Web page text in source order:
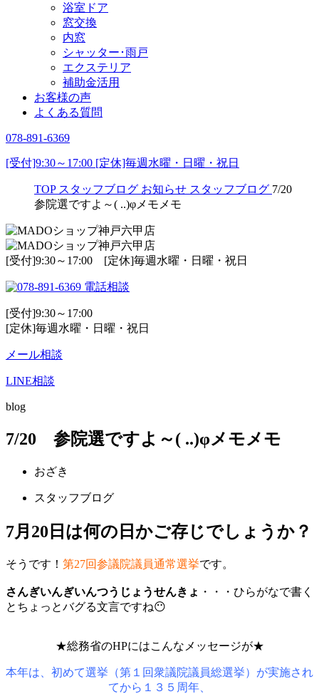
浴室ドア
窓交換
内窓
シャッター･雨戸
エクステリア
補助金活用
お客様の声
よくある質問
078-891-6369
[受付]9:30～17:00 [定休]毎週水曜・日曜・祝日
TOP スタッフブログ お知らせ スタッフブログ 7/20
参院選ですよ～( ..)φメモメモ
[受付]9:30～17:00 [定休]毎週水曜・日曜・祝日
電話相談
[受付]9:30～17:00
[定休]毎週水曜・日曜・祝日
メール相談
LINE相談
blog
7/20 参院選ですよ～( ..)φメモメモ
おざき
スタッフブログ
7月20日は何の日かご存じでしょうか？
そうです！ 第27回参議院議員通常選挙です。
さんぎいんぎいんつうじょうせんきょ ・・・ひらがなで書く
とちょっとバグる文言ですね😶
★総務省のHPにはこんなメッセージが★
本年は、初めて選挙（第１回衆議院議員総選挙）が実施され
てから１３５周年、